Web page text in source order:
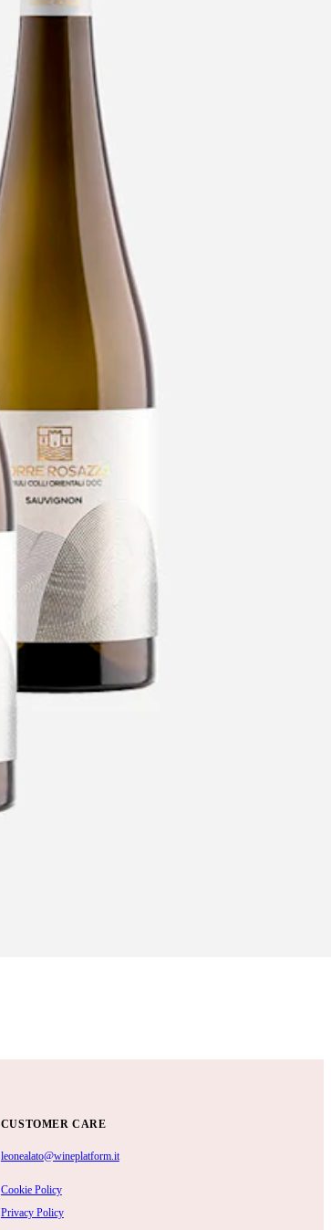
CUSTOMER CARE
leonealato@wineplatform.it
Cookie Policy
Privacy Policy